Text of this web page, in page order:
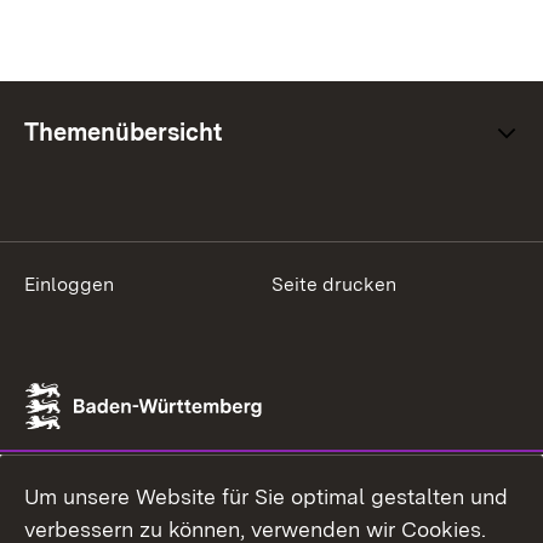
Themenübersicht
Einloggen Seite drucken
Um unsere Website für Sie optimal gestalten und
verbessern zu können, verwenden wir Cookies.